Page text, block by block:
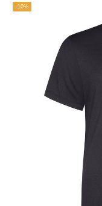
-10%